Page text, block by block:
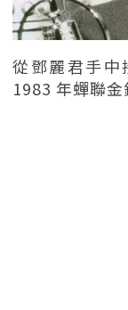
從鄧麗君手中
1983 年蟬聯